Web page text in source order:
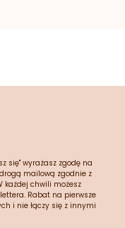
się" wyrażasz zgodę na
mailową zgodnie z
każdej chwili możesz
Rabat na pierwsze
i nie łączy się z innymi